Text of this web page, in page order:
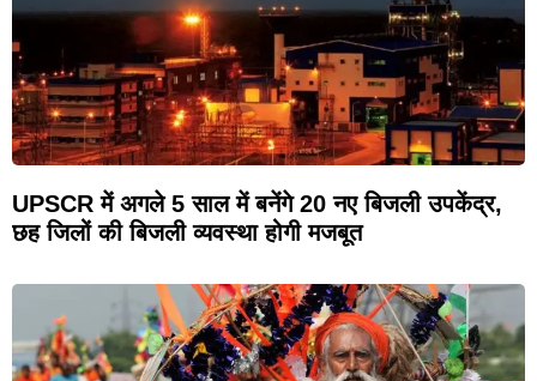
UPSCR में अगले 5 साल में बनेंगे 20 नए बिजली उपकेंद्र,
छह जिलों की बिजली व्यवस्था होगी मजबूत